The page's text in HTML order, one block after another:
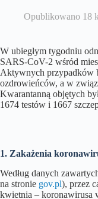
Opublikowano 18
W ubiegłym tygodniu
SARS-CoV-2 wśród
Aktywnych przypadków
ozdrowieńców, a w
Kwarantanną objętych
1674 testów i 1667
1. Zakażenia
Według danych
na stronie gov.pl), przez
kwietnia – koronawirusa